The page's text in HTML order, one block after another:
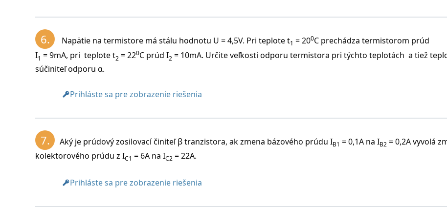
6. Napätie na termistore má stálu hodnotu U = 4,5V. Pri teplote t1 = 200C prechádza termistorom prúd
I1 = 9mA, pri teplote t2 = 220C prúd I2 = 10mA. Určite veľkosti odporu termistora pri týchto teplotách a tiež
súčiniteľ odporu α.
Prihláste sa pre zobrazenie riešenia
7. Aký je prúdový zosilovací činiteľ β tranzistora, ak zmena bázového prúdu IB1 = 0,1A na IB2 = 0,2A vyvolá
kolektorového prúdu z IC1 = 6A na IC2 = 22A.
Prihláste sa pre zobrazenie riešenia